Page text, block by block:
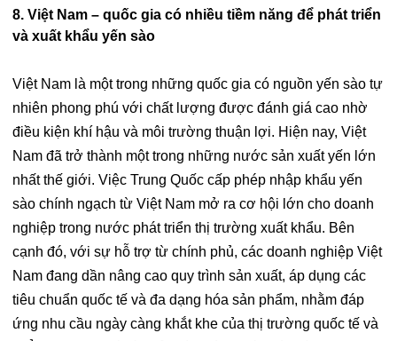
8. Việt Nam – quốc gia có nhiều tiềm năng để phát triển
và xuất khẩu yến sào
Việt Nam là một trong những quốc gia có nguồn yến sào tự
nhiên phong phú với chất lượng được đánh giá cao nhờ
điều kiện khí hậu và môi trường thuận lợi. Hiện nay, Việt
Nam đã trở thành một trong những nước sản xuất yến lớn
nhất thế giới. Việc Trung Quốc cấp phép nhập khẩu yến
sào chính ngạch từ Việt Nam mở ra cơ hội lớn cho doanh
nghiệp trong nước phát triển thị trường xuất khẩu. Bên
cạnh đó, với sự hỗ trợ từ chính phủ, các doanh nghiệp Việt
Nam đang dần nâng cao quy trình sản xuất, áp dụng các
tiêu chuẩn quốc tế và đa dạng hóa sản phẩm, nhằm đáp
ứng nhu cầu ngày càng khắt khe của thị trường quốc tế và